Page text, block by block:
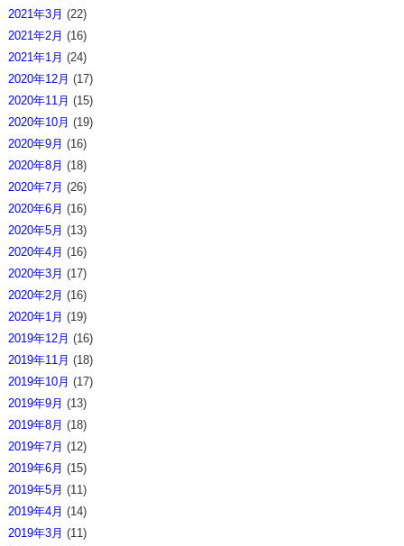
2021年3月 (22)
2021年2月 (16)
2021年1月 (24)
2020年12月 (17)
2020年11月 (15)
2020年10月 (19)
2020年9月 (16)
2020年8月 (18)
2020年7月 (26)
2020年6月 (16)
2020年5月 (13)
2020年4月 (16)
2020年3月 (17)
2020年2月 (16)
2020年1月 (19)
2019年12月 (16)
2019年11月 (18)
2019年10月 (17)
2019年9月 (13)
2019年8月 (18)
2019年7月 (12)
2019年6月 (15)
2019年5月 (11)
2019年4月 (14)
2019年3月 (11)